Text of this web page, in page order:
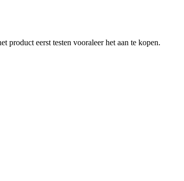
product eerst testen vooraleer het aan te kopen.